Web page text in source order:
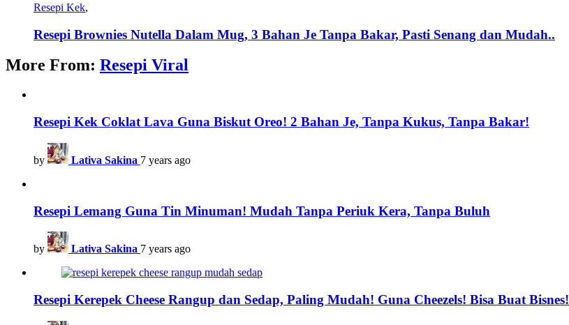
Resepi Kek,
Resepi Brownies Nutella Dalam Mug, 3 Bahan Je Tanpa Bakar, Pasti Senang dan Mudah..
More From: Resepi Viral
Resepi Kek Coklat Lava Guna Biskut Oreo! 2 Bahan Je, Tanpa Kukus, Tanpa Bakar!
by Lativa Sakina 7 years ago
Resepi Lemang Guna Tin Minuman! Mudah Tanpa Periuk Kera, Tanpa Buluh
by Lativa Sakina 7 years ago
Resepi Kerepek Cheese Rangup dan Sedap, Paling Mudah! Guna Cheezels! Bisa Buat Bisnes!